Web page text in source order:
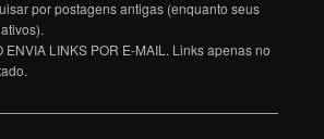
por postagens antigas (enquanto seus
ENVIA LINKS POR E-MAIL. Links apenas no